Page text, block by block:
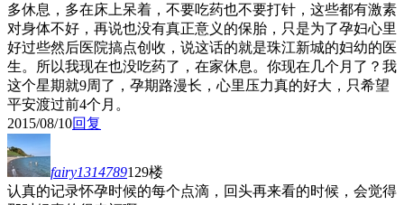
多休息，多在床上呆着，不要吃药也不要打针，这些都有激素
对身体不好，再说也没有真正意义的保胎，只是为了孕妇心里
好过些然后医院搞点创收，说这话的就是珠江新城的妇幼的医
生。所以我现在也没吃药了，在家休息。你现在几个月了？我
这个星期就9周了，孕期路漫长，心里压力真的好大，只希望
平安渡过前4个月。
2015/08/10回复
fairy1314789129楼
认真的记录怀孕时候的每个点滴，回头再来看的时候，会觉得